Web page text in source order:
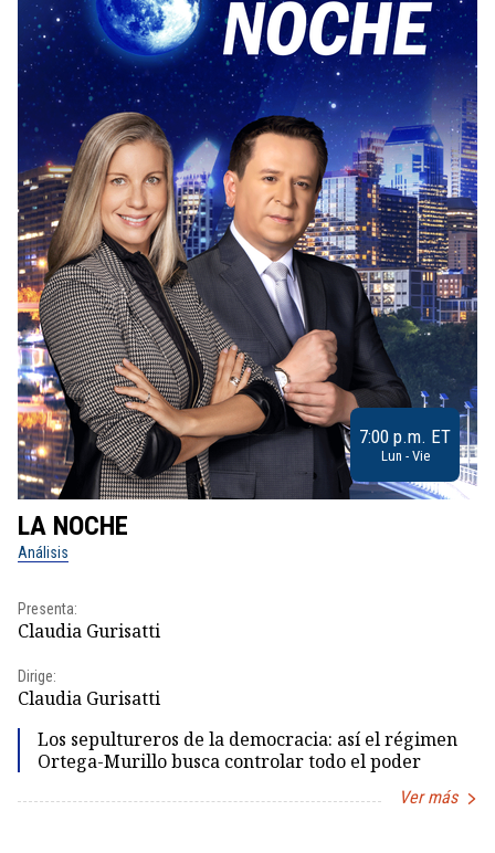
7:00 p.m. ET
Lun - Vie
LA NOCHE
Análisis
Presenta:
Claudia Gurisatti
Dirige:
Claudia Gurisatti
Los sepultureros de la democracia: así el régimen
Ortega-Murillo busca controlar todo el poder
Ver más